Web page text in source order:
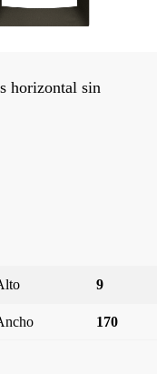
horizontal sin
9
170